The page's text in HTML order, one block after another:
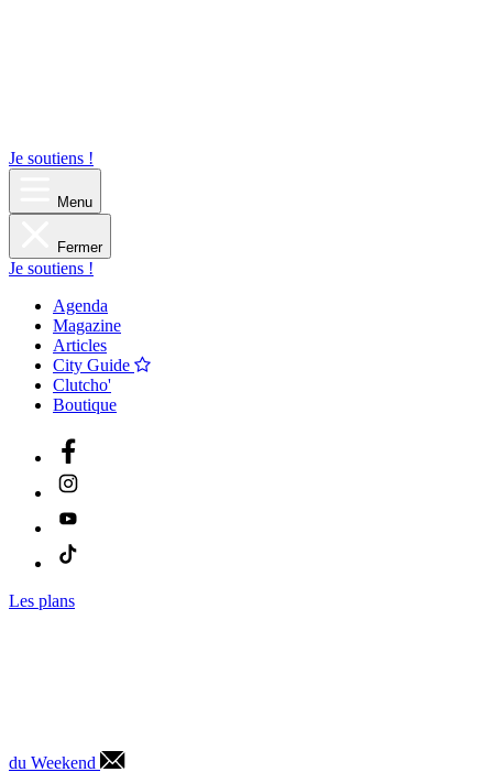
Je soutiens !
Menu
Fermer
Je soutiens !
Agenda
Magazine
Articles
City Guide
Clutcho'
Boutique
Les plans
du Weekend